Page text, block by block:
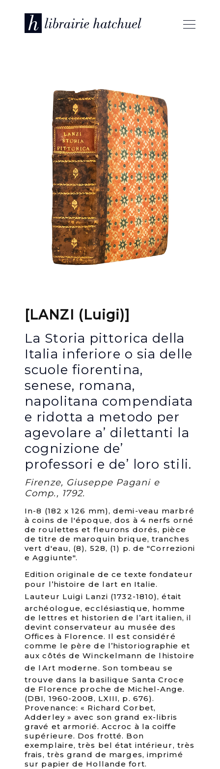
[LANZI (Luigi)]
La Storia pittorica della
Italia inferiore o sia delle
scuole fiorentina,
senese, romana,
napolitana compendiata
e ridotta a metodo per
agevolare a’ dilettanti la
cognizione de’
professori e de’ loro stili.
Firenze, Giuseppe Pagani e
Comp., 1792.
In-8 (182 x 126 mm), demi-veau marbré
à coins de l'époque, dos à 4 nerfs orné
de roulettes et fleurons dorés, pièce
de titre de maroquin brique, tranches
vert d'eau, (8), 528, (1) p. de "Correzioni
e Aggiunte".
Edition originale de ce texte fondateur
pour l’histoire de lart en Italie.
Lauteur Luigi Lanzi (1732-1810), était
archéologue, ecclésiastique, homme
de lettres et historien de l’art italien, il
devint conservateur au musée des
Offices à Florence. Il est considéré
comme le père de l’historiographie et
aux côtés de Winckelmann de lhistoire
de lArt moderne. Son tombeau se
trouve dans la basilique Santa Croce
de Florence proche de Michel-Ange.
(DBI, 1960-2008, LXIII, p. 676).
Provenance: « Richard Corbet,
Adderley » avec son grand ex-libris
gravé et armorié. Accroc à la coiffe
supérieure. Dos frotté. Bon
exemplaire, très bel état intérieur, très
frais, très grand de marges, imprimé
sur papier de Hollande fort.